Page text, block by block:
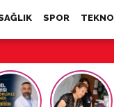
SPOR